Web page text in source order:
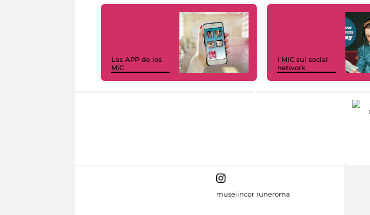
Las APP de los
MiC
I MiC sui social
network
museiincomuneroma